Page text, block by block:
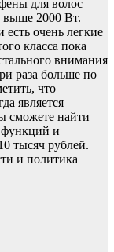
для волос
выше 2000 Вт.
есть очень легкие
класса пока
внимания
раза больше по
что
является
сможете найти
функций и
тысяч рублей.
и политика